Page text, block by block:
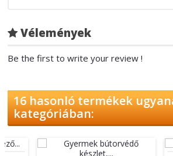
Vélemények
Be the first to write your review !
16 hasonló termékek
kategóriában: